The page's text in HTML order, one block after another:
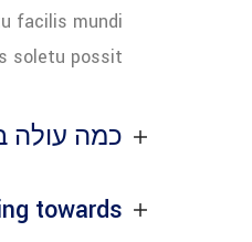
facilis mundi
soletu possit.
כמה עולה
towards ?